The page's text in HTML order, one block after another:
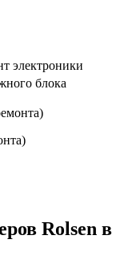
электроники
блока
Rolsen в